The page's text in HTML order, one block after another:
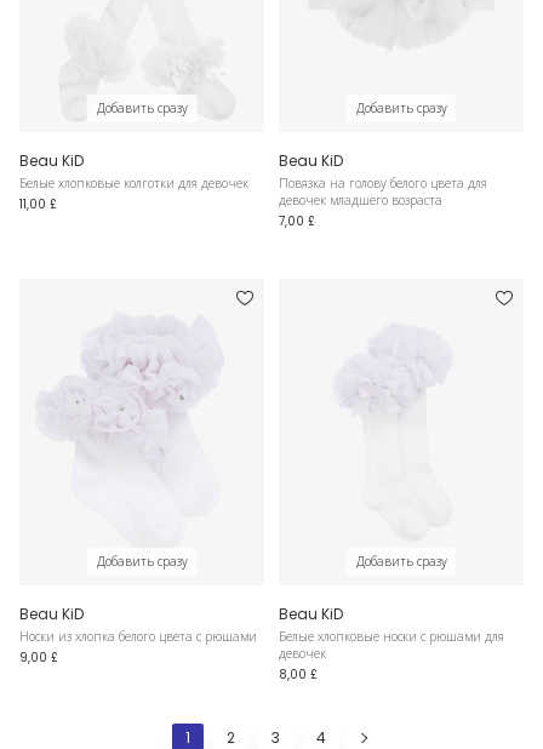
Добавить сразу
Beau KiD
Белые хлопковые колготки для девочек
11,00 £
Добавить сразу
Beau KiD
Повязка на голову белого цвета для
девочек младшего возраста
7,00 £
Добавить сразу
Beau KiD
Носки из хлопка белого цвета с рюшами
9,00 £
Добавить сразу
Beau KiD
Белые хлопковые носки с рюшами для
девочек
8,00 £
1 2 3 4